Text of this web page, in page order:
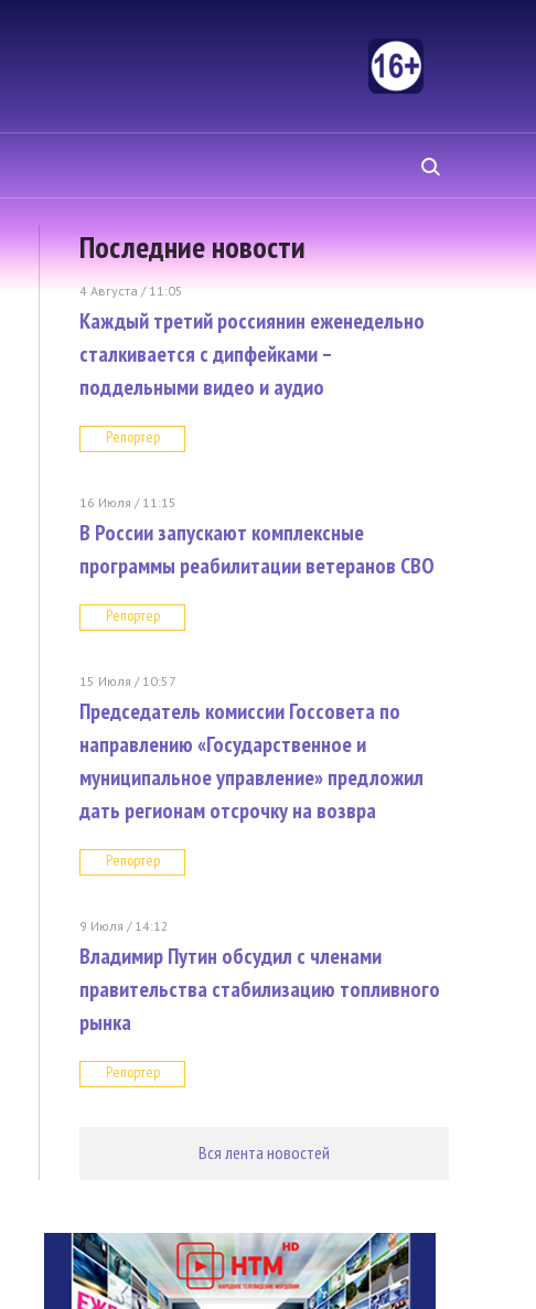
Последние новости
4 Августа / 11:05
Каждый третий россиянин еженедельно
сталкивается с дипфейками –
поддельными видео и аудио
Репортер
16 Июля / 11:15
В России запускают комплексные
программы реабилитации ветеранов СВО
Репортер
15 Июля / 10:57
Председатель комиссии Госсовета по
направлению «Государственное и
муниципальное управление» предложил
дать регионам отсрочку на возвра
Репортер
9 Июля / 14:12
Владимир Путин обсудил с членами
правительства стабилизацию топливного
рынка
Репортер
Вся лента новостей